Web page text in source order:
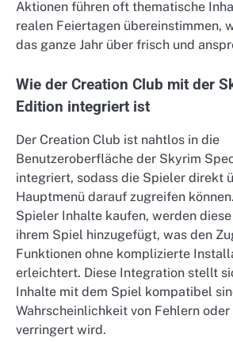
Aktionen führen oft thematische
realen Feiertagen übereinstimmen,
das ganze Jahr über frisch und
Wie der Creation Club mit der
Edition integriert ist
Der Creation Club ist nahtlos in die
Benutzeroberfläche der Skyrim
integriert, sodass die Spieler direkt
Hauptmenü darauf zugreifen
Spieler Inhalte kaufen, werden
ihrem Spiel hinzugefügt, was den
Funktionen ohne komplizierte
erleichtert. Diese Integration stellt
Inhalte mit dem Spiel kompatibel
Wahrscheinlichkeit von Fehlern
verringert wird.